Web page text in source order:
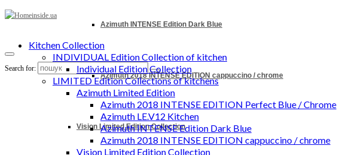
Azimuth INTENSE Edition Dark Blue
Azimuth 2018 INTENSE EDITION cappuccino / chrome
Vision Limited Edition Collection
Search for:
Kitchen Collection
INDIVIDUAL Edition Collection of kitchen
Individual Edition Collection
LIMITED Edition Collections of kitchens
Azimuth Limited Edition
Azimuth 2018 INTENSE EDITION Perfect Blue / Chrome
Azimuth LE.V12 Kitchen
Azimuth INTENSE Edition Dark Blue
Azimuth 2018 INTENSE EDITION cappuccino / chrome
Vision Limited Edition Collection